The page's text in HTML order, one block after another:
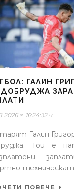
ГАЛИН
г. 16:24:32 ч.
Галин
Той е
ПОВЕЧЕ